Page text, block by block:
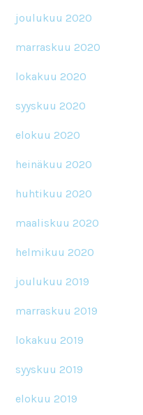
joulukuu 2020
marraskuu 2020
lokakuu 2020
syyskuu 2020
elokuu 2020
heinäkuu 2020
huhtikuu 2020
maaliskuu 2020
helmikuu 2020
joulukuu 2019
marraskuu 2019
lokakuu 2019
syyskuu 2019
elokuu 2019